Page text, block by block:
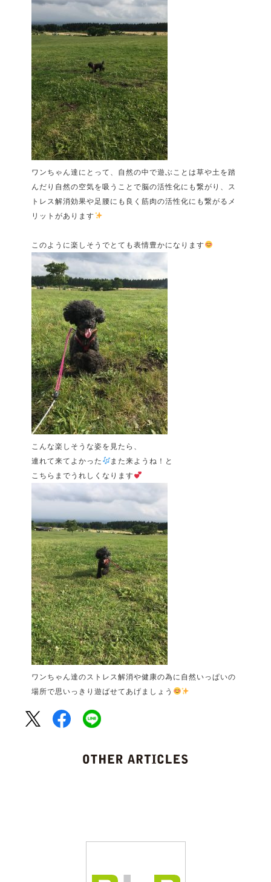
ワンちゃん達にとって、自然の中で遊ぶことは草や土を踏
んだり自然の空気を吸うことで脳の活性化にも繋がり、ス
トレス解消効果や足腰にも良く筋肉の活性化にも繋がるメ
リットがあります
このように楽しそうでとても表情豊かになります
こんな楽しそうな姿を見たら、
連れて来てよかった
また来ようね！と
こちらまでうれしくなります
ワンちゃん達のストレス解消や健康の為に自然いっぱいの
場所で思いっきり遊ばせてあげましょう